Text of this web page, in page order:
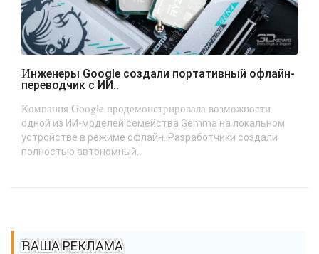
Инженеры Google создали портативный офлайн-
переводчик с ИИ..
Компания Google продемонстрировала возможности
одной из ИИ-моделей семейства Gemma на локальном
устройстве в режиме офлайн. Разработчики создали
полностью автономный...
ВАША РЕКЛАМА